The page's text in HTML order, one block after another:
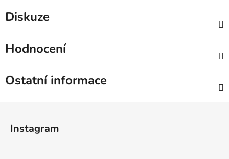
Diskuze
Hodnocení
Ostatní informace
Instagram